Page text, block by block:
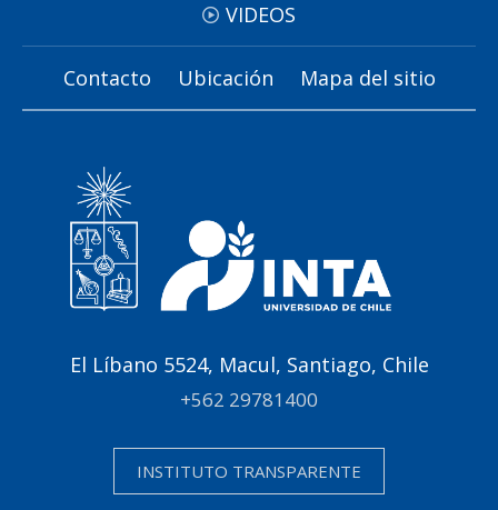
VIDEOS
Contacto Ubicación Mapa del sitio
El Líbano 5524, Macul, Santiago, Chile
+562 29781400
INSTITUTO TRANSPARENTE